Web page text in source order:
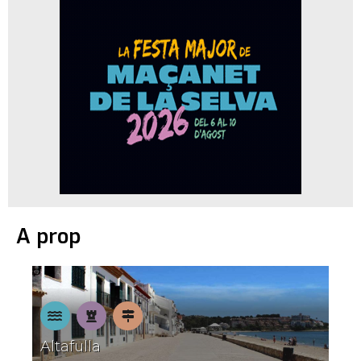
A prop
A
Patrimoni
Pobles
Altafulla